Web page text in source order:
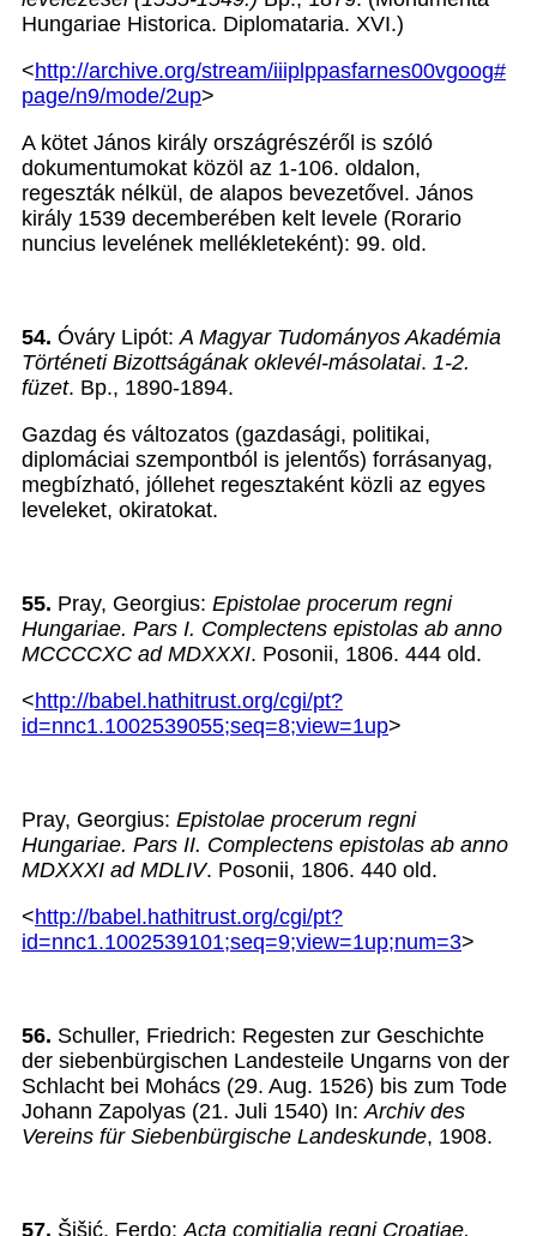
Hungariae Historica. Diplomataria. XVI.)
<http://archive.org/stream/iiiplppasfarnes00vgoog#
page/n9/mode/2up>
A kötet János király országrészéről is szóló
dokumentumokat közöl az 1-106. oldalon,
regeszták nélkül, de alapos bevezetővel. János
király 1539 decemberében kelt levele (Rorario
nuncius levelének mellékleteként): 99. old.
54. Óváry Lipót: A Magyar Tudományos Akadémia
Történeti Bizottságának oklevél-másolatai. 1-2.
füzet. Bp., 1890-1894.
Gazdag és változatos (gazdasági, politikai,
diplomáciai szempontból is jelentős) forrásanyag,
megbízható, jóllehet regesztaként közli az egyes
leveleket, okiratokat.
55. Pray, Georgius: Epistolae procerum regni
Hungariae. Pars I. Complectens epistolas ab anno
MCCCCXC ad MDXXXI. Posonii, 1806. 444 old.
<http://babel.hathitrust.org/cgi/pt?
id=nnc1.1002539055;seq=8;view=1up>
Pray, Georgius: Epistolae procerum regni
Hungariae. Pars II. Complectens epistolas ab anno
MDXXXI ad MDLIV. Posonii, 1806. 440 old.
<http://babel.hathitrust.org/cgi/pt?
id=nnc1.1002539101;seq=9;view=1up;num=3>
56. Schuller, Friedrich: Regesten zur Geschichte
der siebenbürgischen Landesteile Ungarns von der
Schlacht bei Mohács (29. Aug. 1526) bis zum Tode
Johann Zapolyas (21. Juli 1540) In: Archiv des
Vereins für Siebenbürgische Landeskunde, 1908.
57. Šišić, Ferdo: Acta comitialia regni Croatiae,